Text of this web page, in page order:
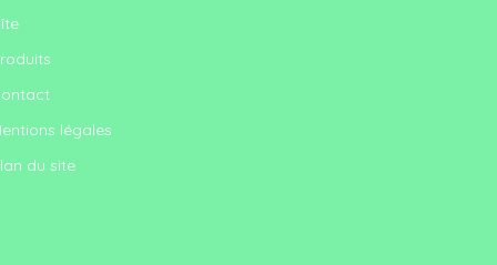
légales
du site